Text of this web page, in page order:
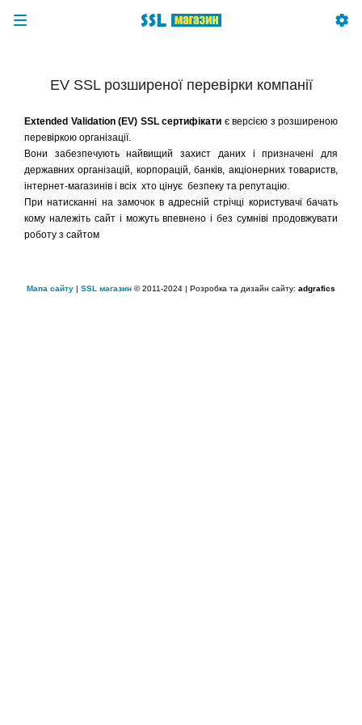
EV SSL розширеної перевірки компанії
Extended Validation (EV) SSL сертифікати є версією з розширеною
перевіркою організації.
Вони забезпечують найвищий захист даних і призначені для
державних організацій, корпорацій, банків, акціонерних товариств,
інтернет-магазинів і всіх хто цінує безпеку та репутацію.
При натисканні на замочок в адресній стрічці користувачі бачать
кому належіть сайт і можуть впевнено і без сумніві продовжувати
роботу з сайтом
Мапа сайту | SSL магазин © 2011-2024 | Розробка та дизайн сайту: adgrafics